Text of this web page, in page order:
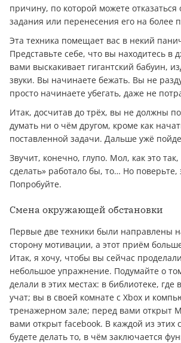
причину, по которой можете
задания или перенесения его на более
Эта техника помещает вас в некий
Представьте себе, что вы находитесь в
вами выскакивает гигантский бабуин,
звуки. Вы начинаете бежать. Вы не
просто начинаете убегать, даже не
Итак, досчитав до трёх, вы не должны
думать ни о чём другом, кроме как
поставленной задачи. Дальше ужё
Звучит, конечно, глупо. Мол, как это
сделать» работало бы, то… Но поверьте,
Попробуйте.
Смена окружающей обстановки
Первые две техники были направлены
сторону мотивации, а этот приём
Итак, я хочу, чтобы вы сейчас
небольшое упражнение. Подумайте о
делали в этих местах: в библиотеке, где
учат; вы в своей комнате с Xbox и
тренажерном зале; перед вами открыт
вами открыт facebook. В каждой из этих
будете делать то, в чём заключается